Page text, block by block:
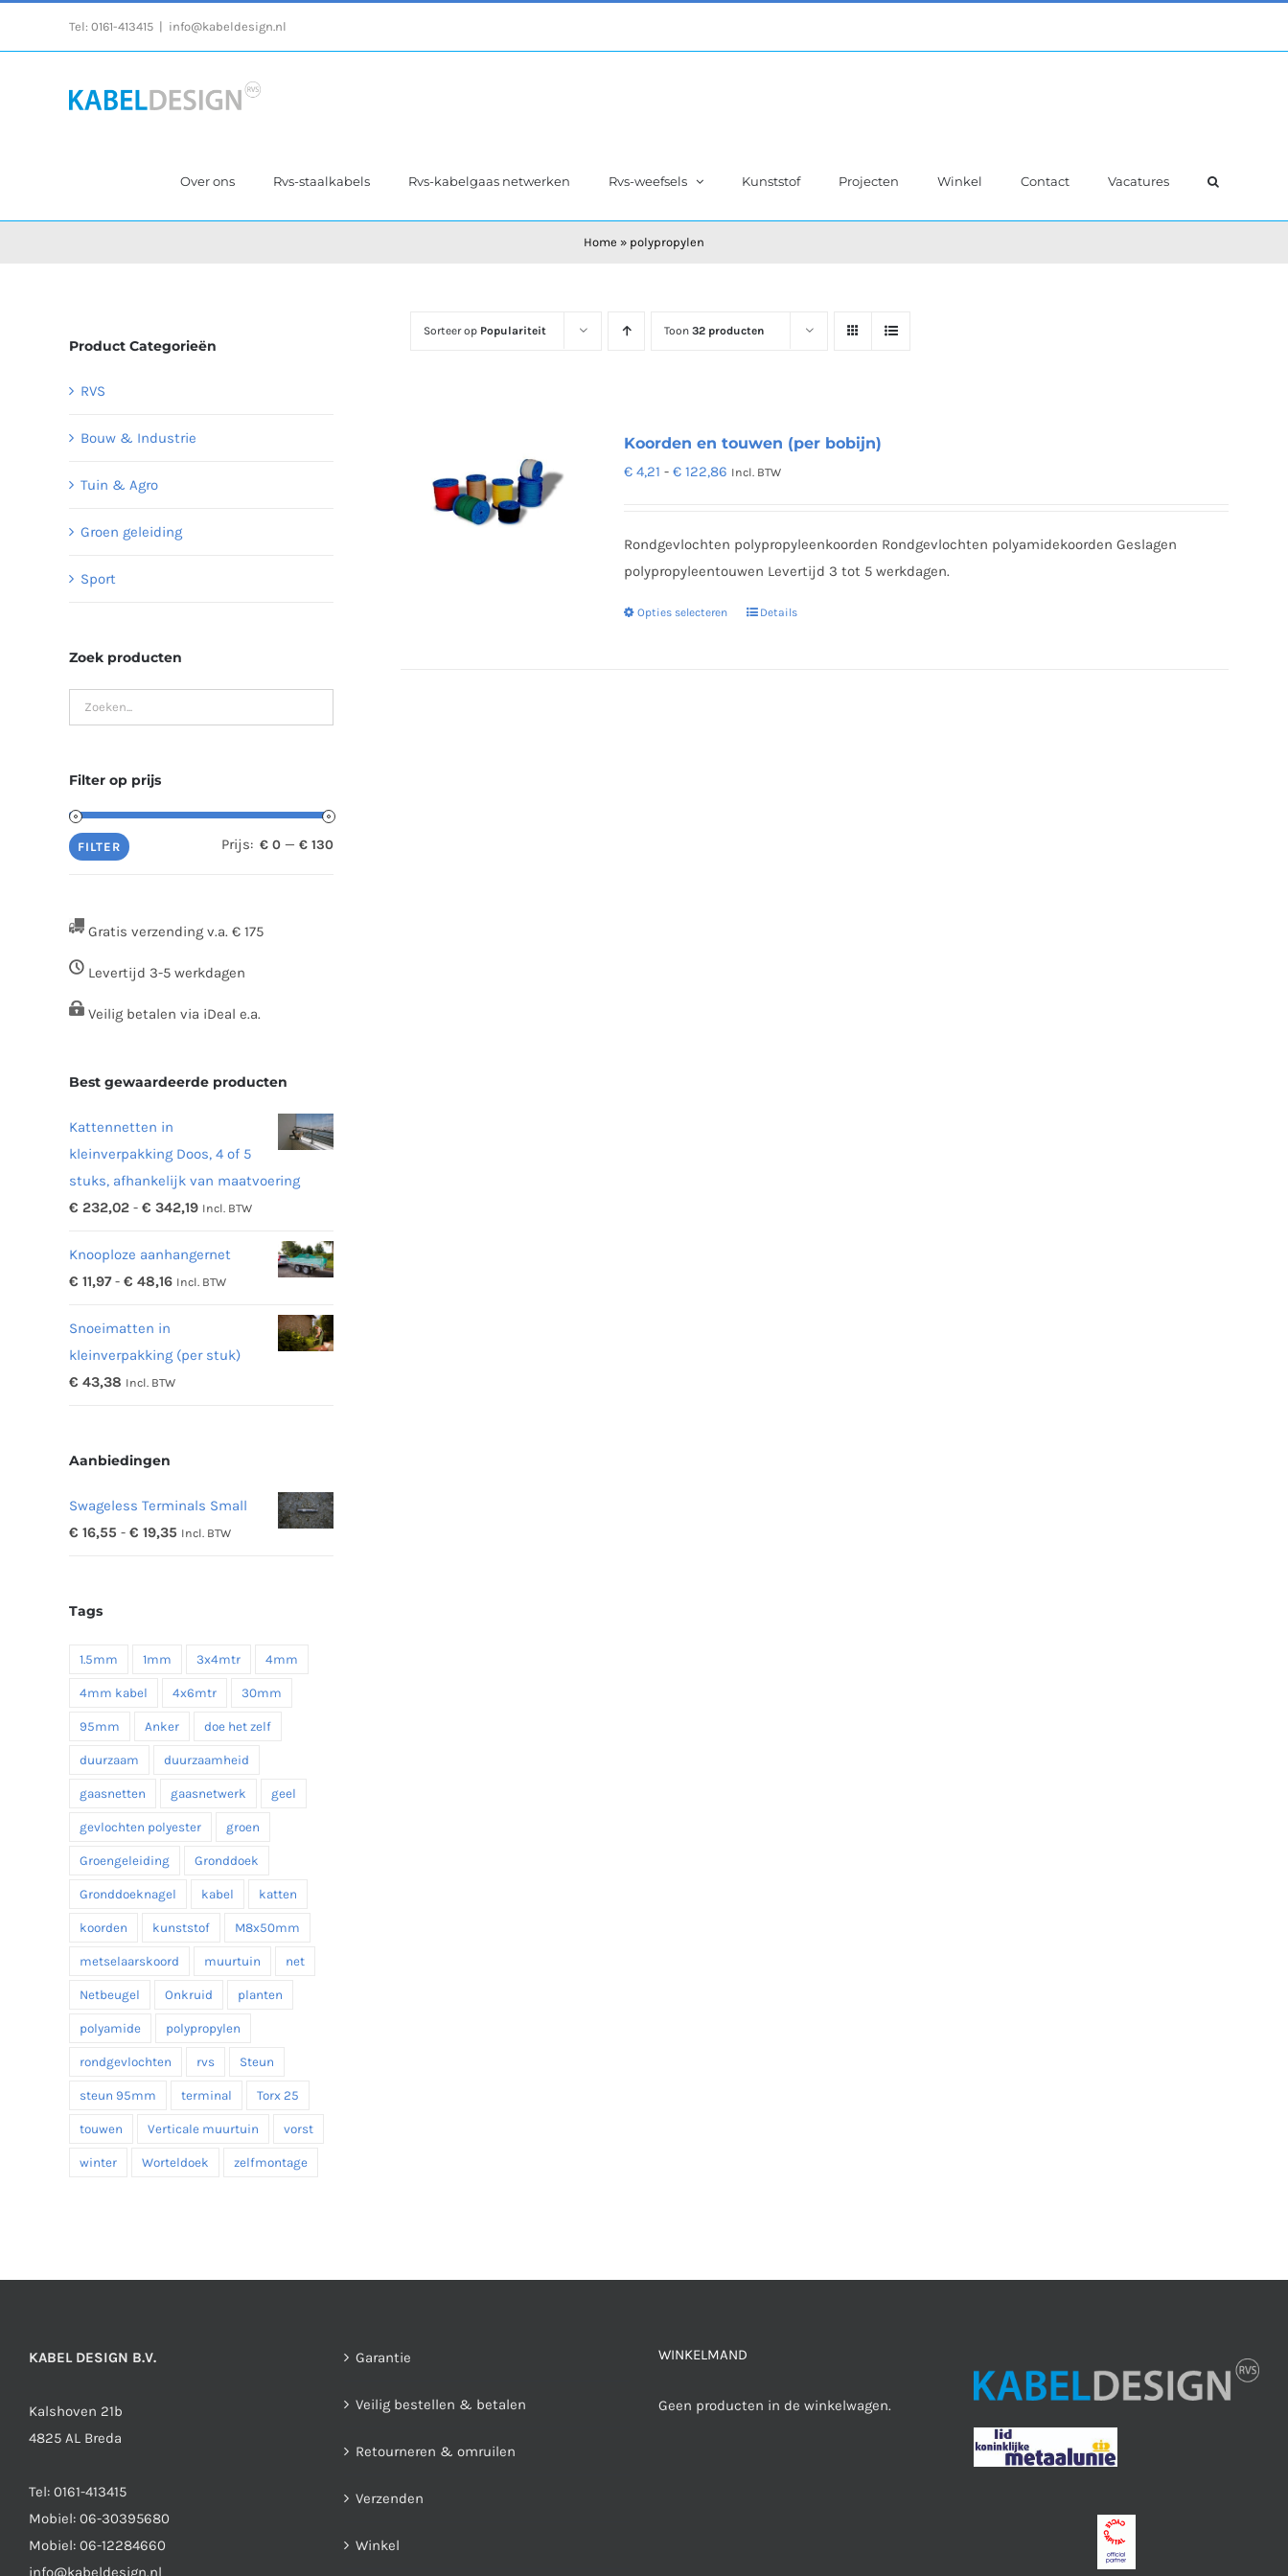
Tel: 0161-413415 info@kabeldesign.nl
Over ons Rvs-staalkabels Rvs-kabelgaas netwerken Rvs-weefsels Kunststof Projecten Winkel Contact Vacatures
Home » polypropylen
Sorteer op Populariteit Toon 32 producten
Koorden en touwen (per bobijn)
€ 4,21 - € 122,86 Prijsklasse:
€ 122,86
Incl. BTW
Rondgevlochten polypropyleenkoorden Rondgevlochten polyamidekoorden Geslagen
polypropyleentouwen Levertijd 3 tot 5 werkdagen.
Opties selecteren
DitDetails
Product Categorieën
RVS
Bouw & Industrie
Tuin & Agro
Groen geleiding
Sport
Zoek producten
Filter op prijs
Min.
Max.
FILTER Prijs: € 0 — € 130
Gratis verzending v.a. € 175
Levertijd 3-5 werkdagen
Veilig betalen via iDeal e.a.
Best gewaardeerde producten
Kattennetten in
kleinverpakking Doos, 4 of 5
stuks, afhankelijk van maatvoering
€ 232,02 - € 342,19Prijsklasse:
tot
€ 342,19
Incl. BTW
Knooploze aanhangernet
€ 11,97 - € 48,16Prijsklasse:
€ 48,16
Incl. BTW
Snoeimatten in
kleinverpakking (per stuk)
€ 43,38 Incl. BTW
Aanbiedingen
Swageless Terminals Small
€ 16,55 - € 19,35 Prijsklasse:
Incl. BTW
Tags
1.5mm 1mm 3x4mtr 4mm
4mm kabel 4x6mtr 30mm
95mm Anker doe het zelf
duurzaam duurzaamheid
gaasnetten gaasnetwerk geel
gevlochten polyester groen
Groengeleiding Gronddoek
Gronddoeknagel kabel katten
koorden kunststof M8x50mm
metselaarskoord muurtuin net
Netbeugel Onkruid planten
polyamide polypropylen
rondgevlochten rvs Steun
steun 95mm terminal Torx 25
touwen Verticale muurtuin vorst
winter Worteldoek zelfmontage
KABEL DESIGN B.V.
Kalshoven 21b
4825 AL Breda
Tel: 0161-413415
Mobiel: 06-30395680
Mobiel: 06-12284660
info@kabeldesign.nl
Garantie
Veilig bestellen & betalen
Retourneren & omruilen
Verzenden
Winkel
WINKELMAND
Geen producten in de winkelwagen.